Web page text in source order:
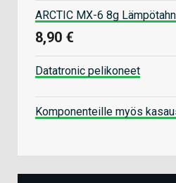
ARCTIC MX-6 8g
8,90 €
Datatronic pelikoneet
Komponenteille myös